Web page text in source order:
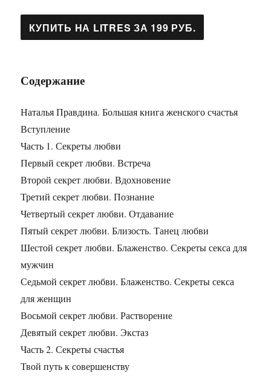
Содержание
Наталья Правдина. Большая книга женского счастья
Вступление
Часть 1. Секреты любви
Первый секрет любви. Встреча
Второй секрет любви. Вдохновение
Третий секрет любви. Познание
Четвертый секрет любви. Отдавание
Пятый секрет любви. Близость. Танец любви
Шестой секрет любви. Блаженство. Секреты секса для
мужчин
Седьмой секрет любви. Блаженство. Секреты секса
для женщин
Восьмой секрет любви. Растворение
Девятый секрет любви. Экстаз
Часть 2. Секреты счастья
Твой путь к совершенству